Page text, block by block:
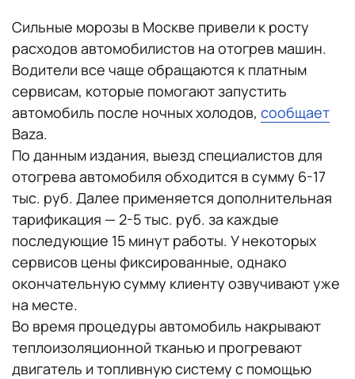
Сильные морозы в Москве привели к росту
расходов автомобилистов на отогрев машин.
Водители все чаще обращаются к платным
сервисам, которые помогают запустить
автомобиль после ночных холодов, сообщает
Baza.
По данным издания, выезд специалистов для
отогрева автомобиля обходится в сумму 6-17
тыс. руб. Далее применяется дополнительная
тарификация — 2-5 тыс. руб. за каждые
последующие 15 минут работы. У некоторых
сервисов цены фиксированные, однако
окончательную сумму клиенту озвучивают уже
на месте.
Во время процедуры автомобиль накрывают
теплоизоляционной тканью и прогревают
двигатель и топливную систему с помощью